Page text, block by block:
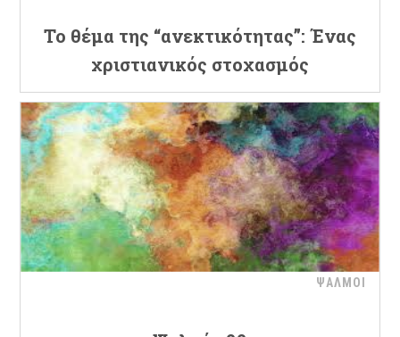
Το θέμα της “ανεκτικότητας”: Ένας
χριστιανικός στοχασμός
ΨΑΛΜΟΙ